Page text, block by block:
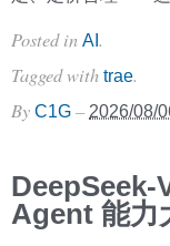
Posted in AI.
Tagged with trae.
By C1G – 2026/08/
DeepSeek-
Agent 能力